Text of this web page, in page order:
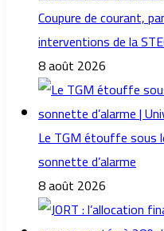
Coupure de courant,
interventions de la
8 août 2026
Le TGM étouffe sous
sonnette d’alarme
8 août 2026